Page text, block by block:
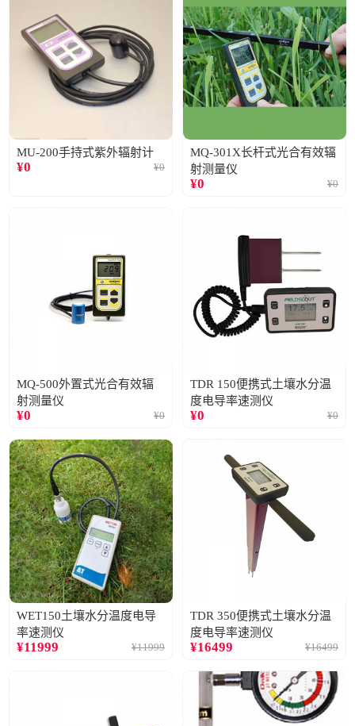
MU-200手持式紫外辐射计
¥0 ¥0
MQ-301X长杆式光合有效辐
射测量仪
¥0 ¥0
MQ-500外置式光合有效辐
射测量仪
¥0 ¥0
TDR 150便携式土壤水分温
度电导率速测仪
¥0 ¥0
WET150土壤水分温度电导
率速测仪
¥11999 ¥11999
TDR 350便携式土壤水分温
度电导率速测仪
¥16499 ¥16499